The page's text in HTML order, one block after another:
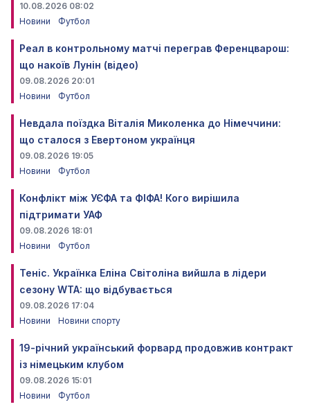
10.08.2026 08:02
Новини
Футбол
Реал в контрольному матчі переграв Ференцварош:
що накоїв Лунін (відео)
09.08.2026 20:01
Новини
Футбол
Невдала поїздка Віталія Миколенка до Німеччини:
що сталося з Евертоном українця
09.08.2026 19:05
Новини
Футбол
Конфлікт між УЄФА та ФІФА! Кого вирішила
підтримати УАФ
09.08.2026 18:01
Новини
Футбол
Теніс. Українка Еліна Світоліна вийшла в лідери
сезону WTA: що відбувається
09.08.2026 17:04
Новини
Новини спорту
19-річний український форвард продовжив контракт
із німецьким клубом
09.08.2026 15:01
Новини
Футбол